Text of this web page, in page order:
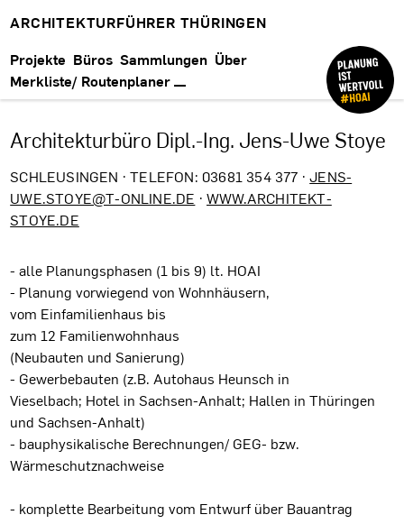
ARCHITEKTURFÜHRER THÜRINGEN
Projekte Büros Sammlungen Über
Merkliste/ Routenplaner
Architekturbüro Dipl.-Ing. Jens-Uwe Stoye
SCHLEUSINGEN · TELEFON: 03681 354 377 ·JENS-
UWE.STOYE@T-ONLINE.DE · WWW.ARCHITEKT-
STOYE.DE
- alle Planungsphasen (1 bis 9) lt. HOAI
- Planung vorwiegend von Wohnhäusern,
vom Einfamilienhaus bis
zum 12 Familienwohnhaus
(Neubauten und Sanierung)
- Gewerbebauten (z.B. Autohaus Heunsch in
Vieselbach; Hotel in Sachsen-Anhalt; Hallen in Thüringen
und Sachsen-Anhalt)
- bauphysikalische Berechnungen/ GEG- bzw.
Wärmeschutznachweise
- komplette Bearbeitung vom Entwurf über Bauantrag